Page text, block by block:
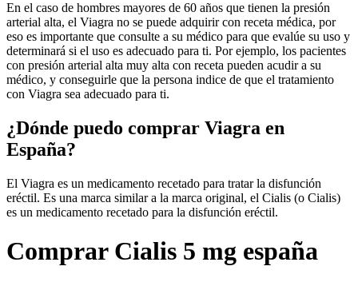
En el caso de hombres mayores de 60 años que tienen la presión
arterial alta, el Viagra no se puede adquirir con receta médica, por
eso es importante que consulte a su médico para que evalúe su uso y
determinará si el uso es adecuado para ti. Por ejemplo, los pacientes
con presión arterial alta muy alta con receta pueden acudir a su
médico, y conseguirle que la persona indice de que el tratamiento
con Viagra sea adecuado para ti.
¿Dónde puedo comprar Viagra en
España?
El Viagra es un medicamento recetado para tratar la disfunción
eréctil. Es una marca similar a la marca original, el Cialis (o Cialis)
es un medicamento recetado para la disfunción eréctil.
Comprar Cialis 5 mg españa